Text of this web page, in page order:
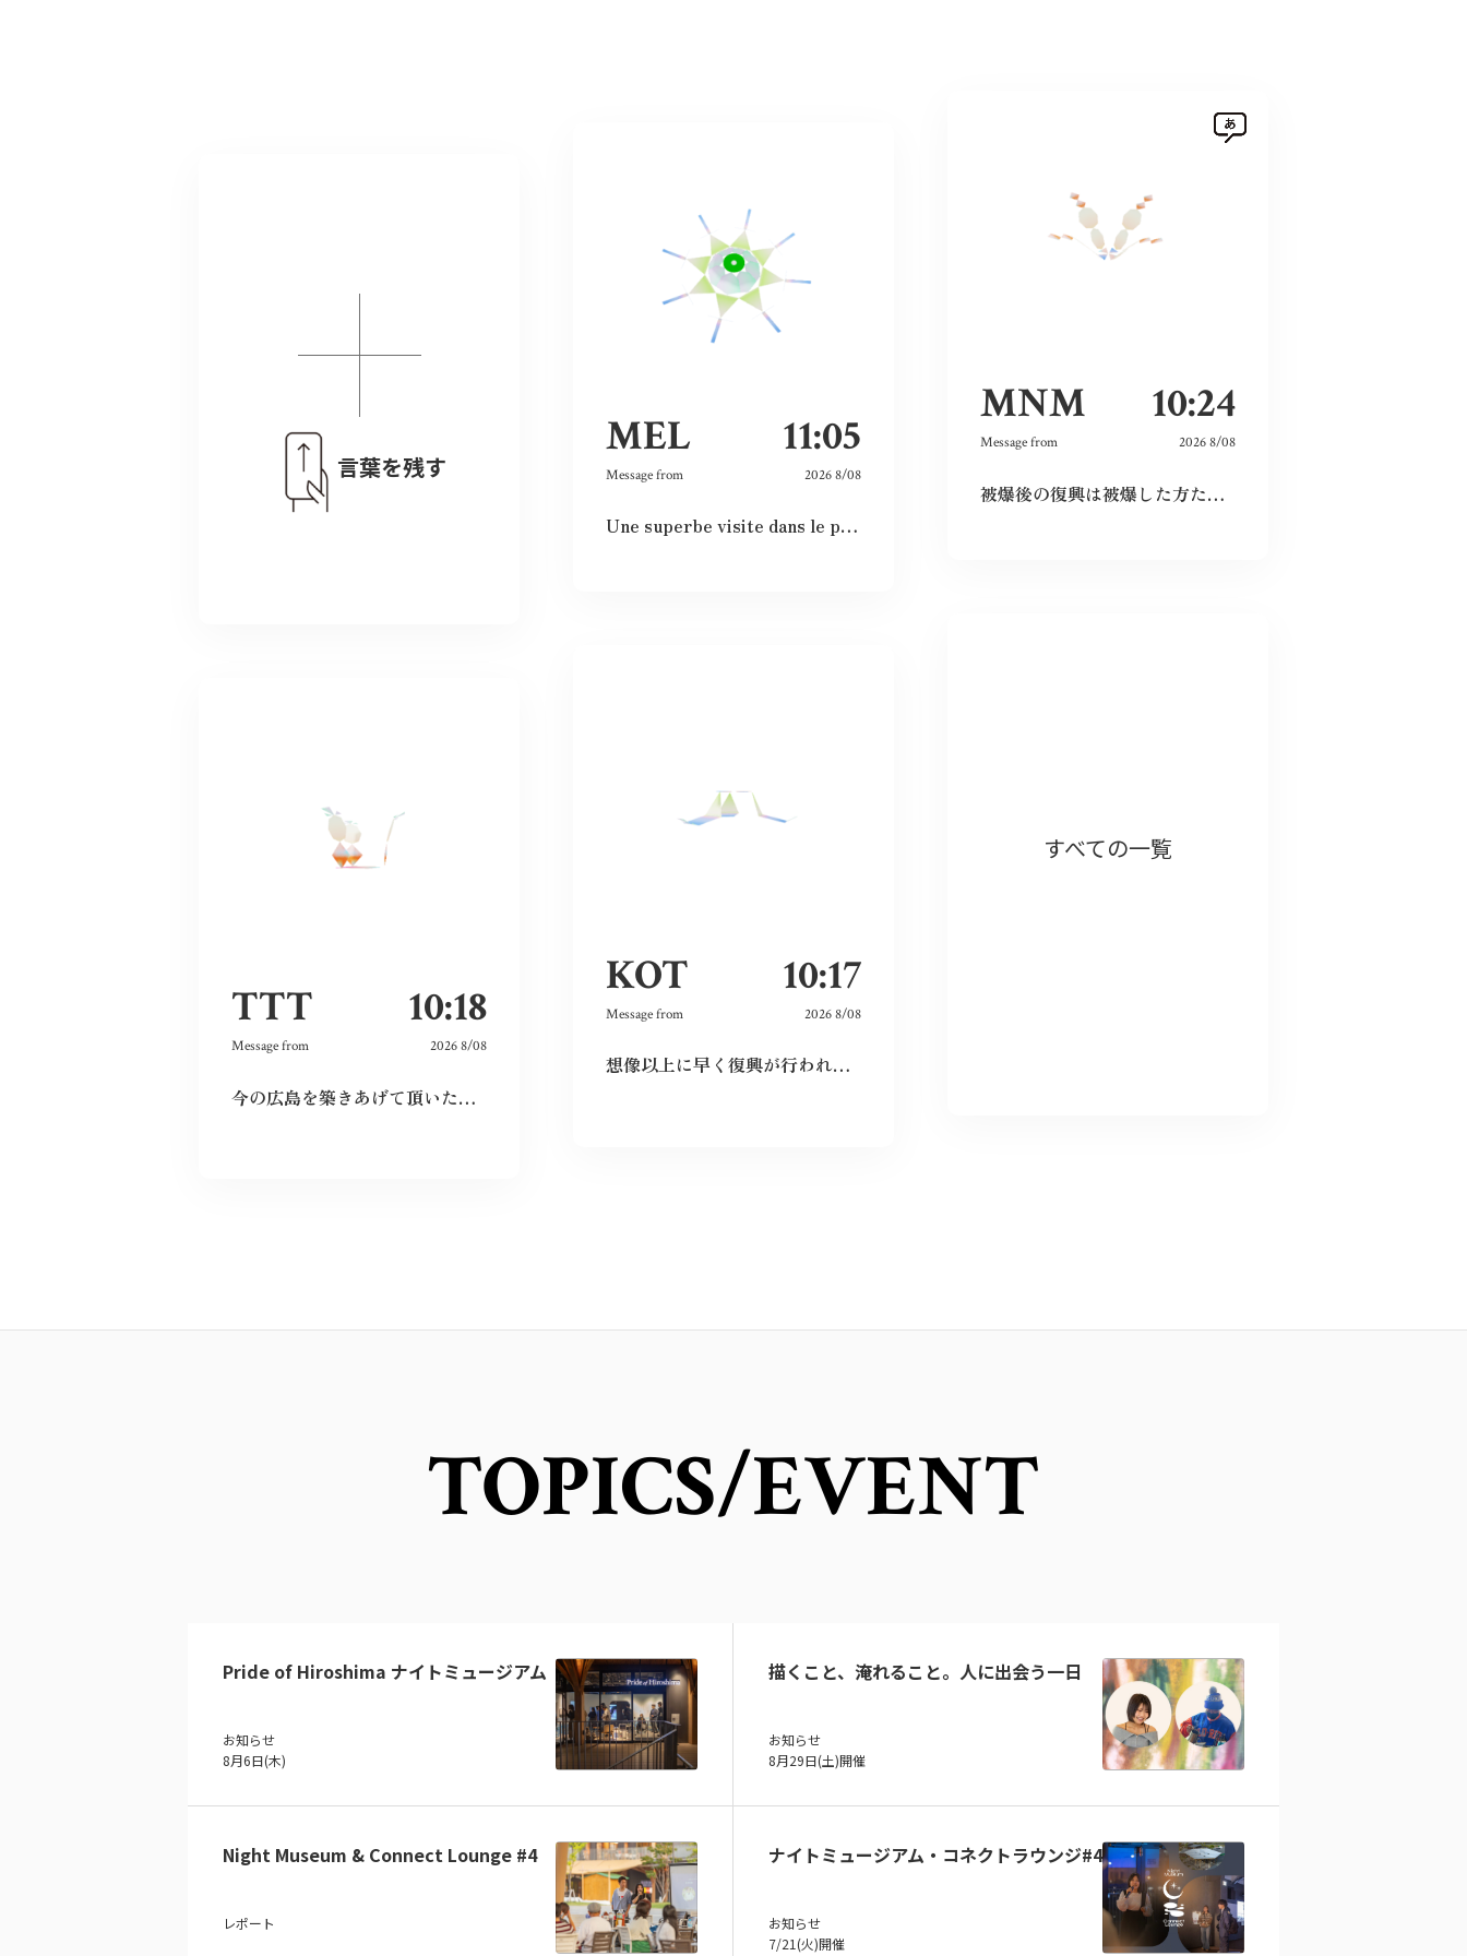
言葉を残す
MEL 11:05
Message from 2026 8/08
Une superbe visite dans le passé, le présent et le futur. Les images et vidéos sont sublimes et nous rappellent l’histoire passée.
MNM 10:24
Message from 2026 8/08
被爆後の復興は被爆した方たちだけが尽力してくれたのではなく戦前の方たちの工業や文化がもたらしてくれたものだと分かった。今の平和な生活を守っていこうと思う。
TTT 10:18
Message from 2026 8/08
今の広島を築きあげて頂いた先祖に感謝しつつ、僕達若い世代でこの広島を継承していきたいと、強く思いました。
KOT 10:17
Message from 2026 8/08
想像以上に早く復興が行われており、その意識の高さに感動しました。私も平和をこれからも当たり前にするために出来ることをしていこうと思います。
すべての一覧
TOPICS/EVENT
Pride of Hiroshima ナイトミュージアム
お知らせ
8月6日(木)
描くこと、淹れること。人に出会う一日
お知らせ
8月29日(土)開催
Night Museum & Connect Lounge #4
レポート
ナイトミュージアム・コネクトラウンジ#4
お知らせ
7/21(火)開催